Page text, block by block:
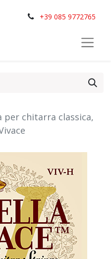
+39 085 9772765
per chitarra classica,